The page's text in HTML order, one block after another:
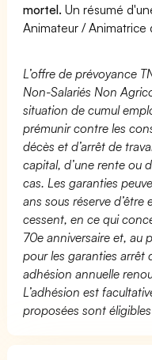
mortel. Un résumé
Animateur / Animatrice
L’offre de prévoyance
Non-Salariés Non
situation de cumul
prémunir contre les
décès et d’arrêt de
capital, d’une rente ou
cas. Les garanties
ans sous réserve
cessent, en ce qui
70e anniversaire et, au
pour les garanties arrêt
adhésion annuelle
L’adhésion est
proposées sont